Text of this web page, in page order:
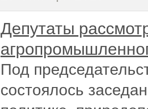
Депутаты
Под
состоялось